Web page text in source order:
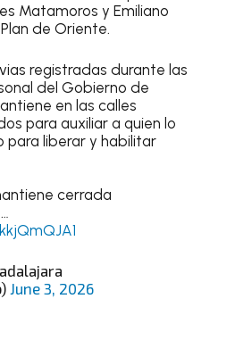
Matamoros y Emiliano
de Oriente.
registradas durante las
del Gobierno de
en las calles
para auxiliar a quien lo
para liberar y habilitar
cerrada
June 3, 2026